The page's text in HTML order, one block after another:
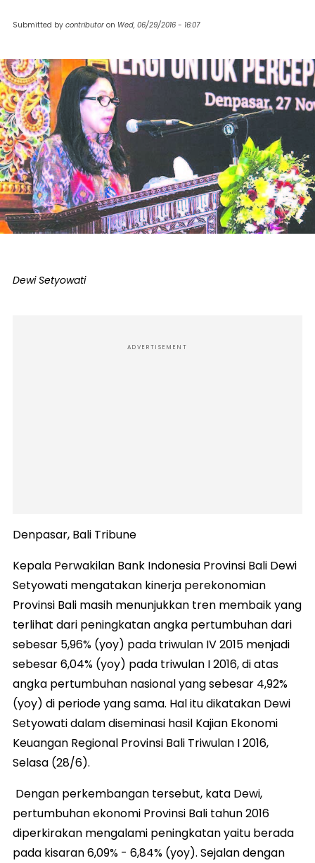
Submitted by contributor on Wed, 06/29/2016 - 16:07
Dewi Setyowati
ADVERTISEMENT
Denpasar, Bali Tribune
Kepala Perwakilan Bank Indonesia Provinsi Bali Dewi
Setyowati mengatakan kinerja perekonomian
Provinsi Bali masih menunjukkan tren membaik yang
terlihat dari peningkatan angka pertumbuhan dari
sebesar 5,96% (yoy) pada triwulan IV 2015 menjadi
sebesar 6,04% (yoy) pada triwulan I 2016, di atas
angka pertumbuhan nasional yang sebesar 4,92%
(yoy) di periode yang sama. Hal itu dikatakan Dewi
Setyowati dalam diseminasi hasil Kajian Ekonomi
Keuangan Regional Provinsi Bali Triwulan I 2016,
Selasa (28/6).
Dengan perkembangan tersebut, kata Dewi,
pertumbuhan ekonomi Provinsi Bali tahun 2016
diperkirakan mengalami peningkatan yaitu berada
pada kisaran 6,09% - 6,84% (yoy). Sejalan dengan